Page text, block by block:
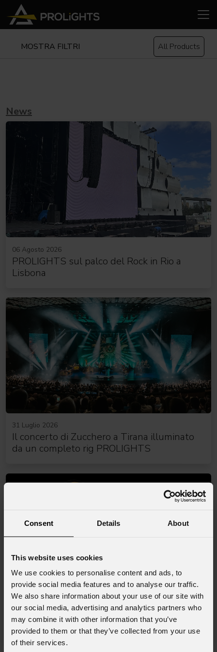
Consent Details About
This website uses cookies
We use cookies to personalise content and ads, to
provide social media features and to analyse our traffic.
We also share information about your use of our site with
our social media, advertising and analytics partners who
may combine it with other information that you’ve
provided to them or that they’ve collected from your use
of their services.
MOSTRA FILTRI All Products
News
06 Agosto 2026
PROLIGHTS sul palco del Rock in Rio a
Lisbona
31 Luglio 2026
Il concerto di Zucchero a Tirana illuminato
da un completo rig PROLIGHTS
22 Luglio 2026
PROLIGHTS lancia Muse Fresnel70CT+:
autentico moving Fresnel